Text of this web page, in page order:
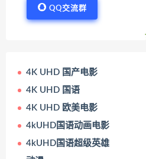
QQ交流群
4K UHD 国产电影
4K UHD 国语
4K UHD 欧美电影
4kUHD国语动画电影
4kUHD国语超级英雄